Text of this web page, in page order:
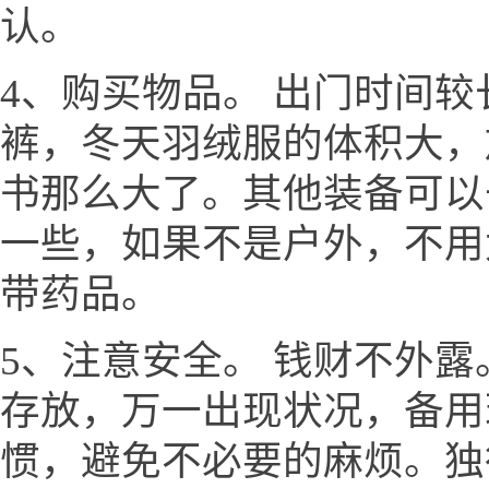
认。
4、购买物品。 出门时间
裤，冬天羽绒服的体积大
书那么大了。其他装备可
一些，如果不是户外，不
带药品。
5、注意安全。 钱财不外
存放，万一出现状况，备
惯，避免不必要的麻烦。